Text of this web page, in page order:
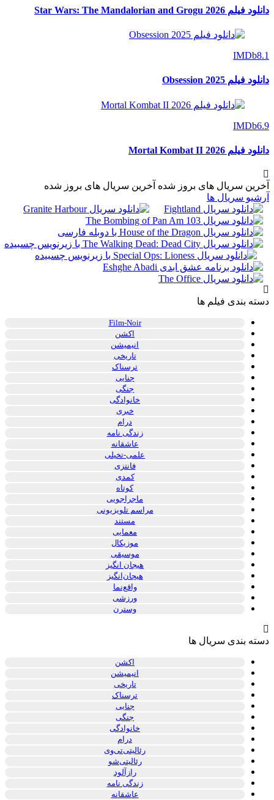
دانلود فیلم Star Wars: The Mandalorian and Grogu 2026
IMDb8.1
دانلود فیلم Obsession 2025
IMDb6.9
دانلود فیلم Mortal Kombat II 2026
آخرین سریال های بروز شده آخرین سریال های بروز شده
آرشیو سریال ها
دسته بندی فیلم ها
Film-Noir
اکشن
انیمیشن
تاریخی
ترسناک
جنایی
جنگی
خانوادگی
خبری
درام
زندگی نامه
عاشقانه
علمی-تخیلی
فانتزی
کمدی
کوتاه
ماجراجویی
مراسم تلویزیونی
مستند
معمایی
موزیکال
موسیقی
هیجان انگیز
هیجان‌انگیز
واقع‌نما
ورزشی
وسترن
دسته بندی سریال ها
اکشن
انیمیشن
تاریخی
ترسناک
جنایی
جنگی
خانوادگی
درام
رئالیتی‌تی‌وی
رئالیتی‌شو
رازآلود
زندگی نامه
عاشقانه